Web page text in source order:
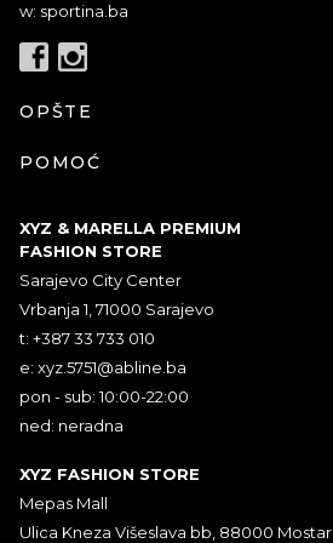
w: sportina.ba
OPŠTE
POMOĆ
XYZ & MARELLA PREMIUM
FASHION STORE
Sarajevo City Center
Vrbanja 1, 71000 Sarajevo
t: +387 33 733 010
e: xyz.5751@abline.ba
pon - sub: 10:00-22:00
ned: neradna
XYZ FASHION STORE
Mepas Mall
Ulica Kneza Višeslava bb, 88000 Mostar